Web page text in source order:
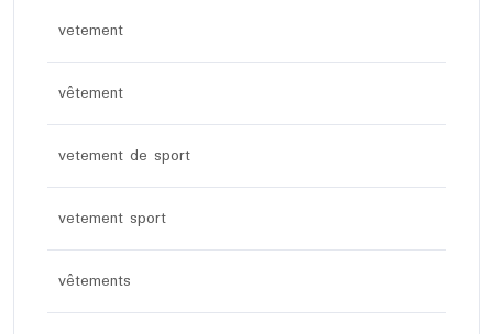
vetement
vêtement
vetement de sport
vetement sport
vêtements